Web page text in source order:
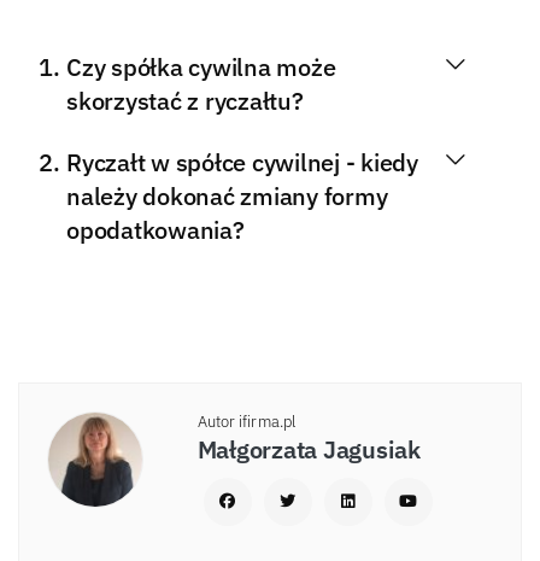
Czy spółka cywilna może
skorzystać z ryczałtu?
Ryczałt w spółce cywilnej - kiedy
należy dokonać zmiany formy
opodatkowania?
Autor ifirma.pl
Małgorzata Jagusiak